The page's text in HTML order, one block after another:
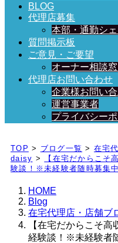
BLOG
代理店募集
本部・通勤シ
質問掲示板
ご意見・ご要望
オーナー相談
代理店お問い合わせ
企業様お問い
運営事業者
プライバシー
日々、ブログを更新中！
TOP > ブログ一覧 > 在宅
daisy >
【在宅だからこそ
験談！※未経験者随時募集
HOME
Blog
在宅代理店・店舗ブ
【在宅だからこそ
経験談！※未経験者